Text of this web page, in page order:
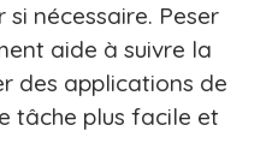
si nécessaire. Peser
aide à suivre la
des applications de
tâche plus facile et